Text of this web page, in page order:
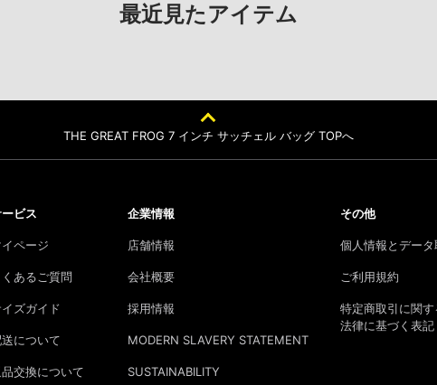
最近見たアイテム
THE GREAT FROG 7 インチ サッチェル バッグ TOPへ
ビス
イページ
くあるご質問
ズガイド
について
交換について
企業情報
店舗情報
会社概要
採用情報
MODERN SLAVERY STATEMENT
SUSTAINABILITY
その他
個人情報とデータ
ご利用規約
特定商取引に関す
法律に基づく表記